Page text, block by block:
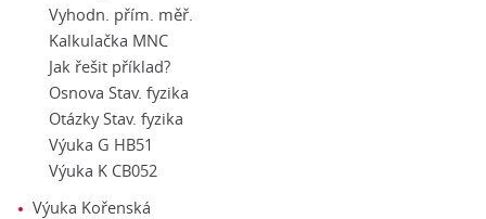
Vyhodn. přím. měř.
Kalkulačka MNC
Jak řešit příklad?
Osnova Stav. fyzika
Otázky Stav. fyzika
Výuka G HB51
Výuka K CB052
Výuka Kořenská